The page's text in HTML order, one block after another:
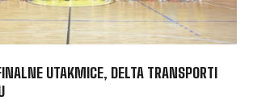
UTAKMICE, DELTA TRANSPORTI